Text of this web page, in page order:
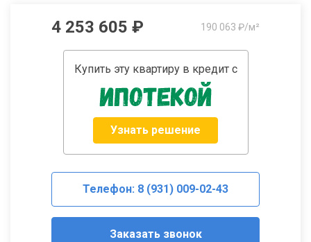
4 253 605 ₽ 190 063 ₽/м²
Купить эту квартиру в кредит с
Узнать решение
Телефон: 8 (931) 009-02-43
Заказать звонок